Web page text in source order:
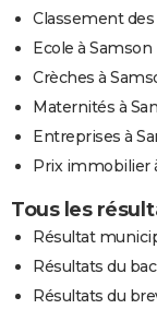
Classement
Ecole à Samson
Crèches à
Maternités à
Entreprises à
Prix immobilier
Tous les
Résultat
Résultats du
Résultats du